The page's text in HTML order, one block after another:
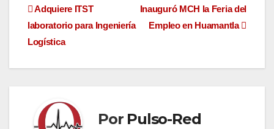
Navegación
de
entradas
Inauguró MCH la Feria del
Empleo en Huamantla
Adquiere ITST
laboratorio para Ingeniería
Logística
Por Pulso-Red